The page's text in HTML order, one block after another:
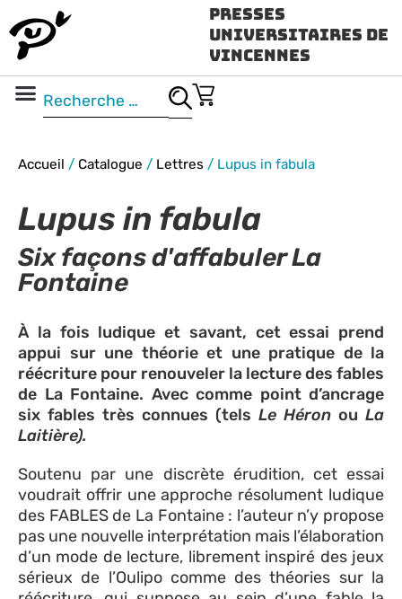
Presses
Universitaires de
Vincennes
Accueil / Catalogue / Lettres / Lupus in fabula
Lupus in fabula
Six façons d'affabuler La
Fontaine
À la fois ludique et savant, cet essai prend
appui sur une théorie et une pratique de la
réécriture pour renouveler la lecture des fables
de La Fontaine. Avec comme point d’ancrage
six fables très connues (tels Le Héron ou La
Laitière).
Soutenu par une discrète érudition, cet essai
voudrait offrir une approche résolument ludique
des FABLES de La Fontaine : l’auteur n’y propose
pas une nouvelle interprétation mais l’élaboration
d’un mode de lecture, librement inspiré des jeux
sérieux de l’Oulipo comme des théories sur la